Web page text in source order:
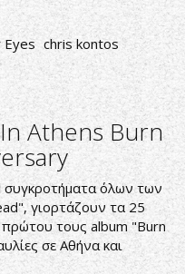
Eyes chris kontos
Athens Burn
όλων των
γιορτάζουν τα 25
τους album "Burn
σε Αθήνα και